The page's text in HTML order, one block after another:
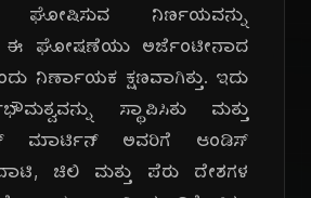
ಘೋಷಿಸುವ ನಿರ್ಣಯವನ್ನು
ಈ ಘೋಷಣೆಯು ಅರ್ಜೆಂಟೀನಾದ
ನಿರ್ಣಾಯಕ ಕ್ಷಣವಾಗಿತ್ತು. ಇದು
ಸ್ಥಾಪಿಸಿತು ಮತ್ತು
ಮಾರ್ಟಿನ್ ಅವರಿಗೆ ಆಂಡಿಸ್
ಚಿಲಿ ಮತ್ತು ಪೆರು ದೇಶಗಳ